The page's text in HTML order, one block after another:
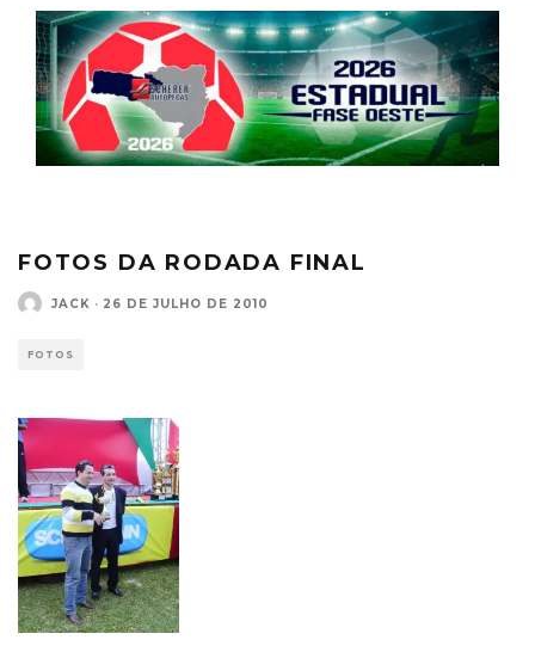
FOTOS DA RODADA FINAL
JACK · 26 DE JULHO DE 2010
FOTOS